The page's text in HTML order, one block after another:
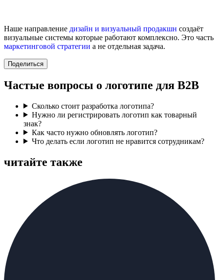
Наше направление дизайн и визуальный продакшн создаёт
визуальные системы которые работают комплексно. Это часть
маркетинговой стратегии а не отдельная задача.
Поделиться
Частые вопросы о логотипе для B2B
Сколько стоит разработка логотипа?
Нужно ли регистрировать логотип как товарный
знак?
Как часто нужно обновлять логотип?
Что делать если логотип не нравится сотрудникам?
читайте также